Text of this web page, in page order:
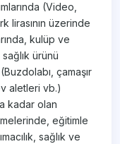
(Video,
lirasının üzerinde
kulüp ve
ürünü
çamaşır
aletleri vb.)
kadar olan
eğitimle
sağlık ve